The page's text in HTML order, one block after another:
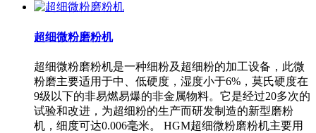
超细微粉磨粉机
超细微粉磨粉机是一种细粉及超细粉的加工设备，此微
粉磨主要适用于中、低硬度，湿度小于6%，莫氏硬度在
9级以下的非易燃易爆的非金属物料。它是经过20多次的
试验和改进，为超细粉的生产而研发制造的新型磨粉
机，细度可达0.006毫米。 HGM超细微粉磨粉机主要用